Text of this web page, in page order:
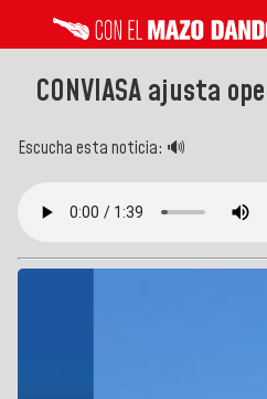
CONVIASA ajusta
Escucha esta noticia: 🔊